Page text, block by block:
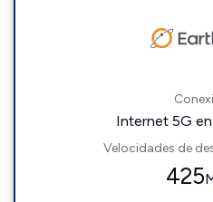
Internet 5G en
Velocidades de
425